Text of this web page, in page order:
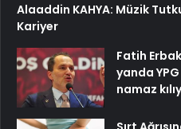
Alaaddin KAHYA: Müzik
Kariyer
Fatih
yanda
namaz